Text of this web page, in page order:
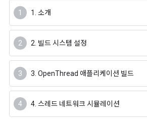
1. 소개
2. 빌드 시스템 설정
3. OpenThread 애플리케이션 빌드
4. 스레드 네트워크 시뮬레이션